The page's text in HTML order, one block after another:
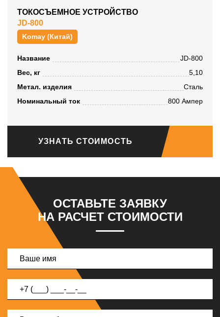
ТОКОСЪЕМНОЕ УСТРОЙСТВО
JD-800
Komay (Китай)
Название
JD-800
Вес, кг
5,10
Метал. изделия
Сталь
Номинальный ток
800 Ампер
УЗНАТЬ СТОИМОСТЬ
ОСТАВЬТЕ ЗАЯВКУ
НА РАСЧЕТ СТОИМОСТИ